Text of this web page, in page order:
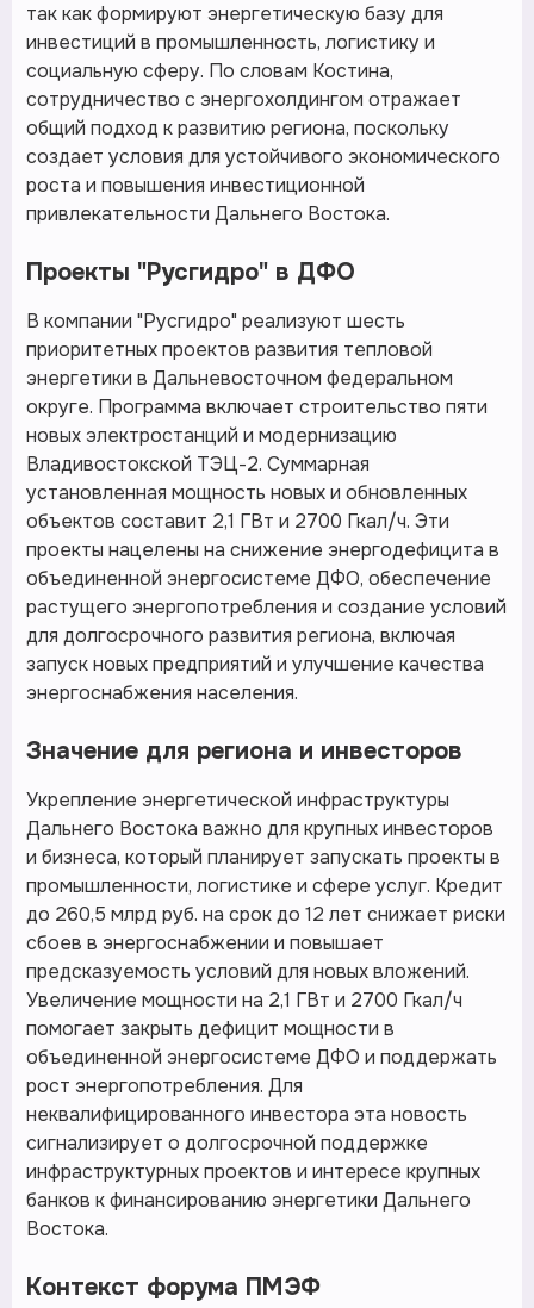
так как формируют энергетическую базу для
инвестиций в промышленность, логистику и
социальную сферу. По словам Костина,
сотрудничество с энергохолдингом отражает
общий подход к развитию региона, поскольку
создает условия для устойчивого экономического
роста и повышения инвестиционной
привлекательности Дальнего Востока.
Проекты "Русгидро" в ДФО
В компании "Русгидро" реализуют шесть
приоритетных проектов развития тепловой
энергетики в Дальневосточном федеральном
округе. Программа включает строительство пяти
новых электростанций и модернизацию
Владивостокской ТЭЦ-2. Суммарная
установленная мощность новых и обновленных
объектов составит 2,1 ГВт и 2700 Гкал/ч. Эти
проекты нацелены на снижение энергодефицита в
объединенной энергосистеме ДФО, обеспечение
растущего энергопотребления и создание условий
для долгосрочного развития региона, включая
запуск новых предприятий и улучшение качества
энергоснабжения населения.
Значение для региона и инвесторов
Укрепление энергетической инфраструктуры
Дальнего Востока важно для крупных инвесторов
и бизнеса, который планирует запускать проекты в
промышленности, логистике и сфере услуг. Кредит
до 260,5 млрд руб. на срок до 12 лет снижает риски
сбоев в энергоснабжении и повышает
предсказуемость условий для новых вложений.
Увеличение мощности на 2,1 ГВт и 2700 Гкал/ч
помогает закрыть дефицит мощности в
объединенной энергосистеме ДФО и поддержать
рост энергопотребления. Для
неквалифицированного инвестора эта новость
сигнализирует о долгосрочной поддержке
инфраструктурных проектов и интересе крупных
банков к финансированию энергетики Дальнего
Востока.
Контекст форума ПМЭФ